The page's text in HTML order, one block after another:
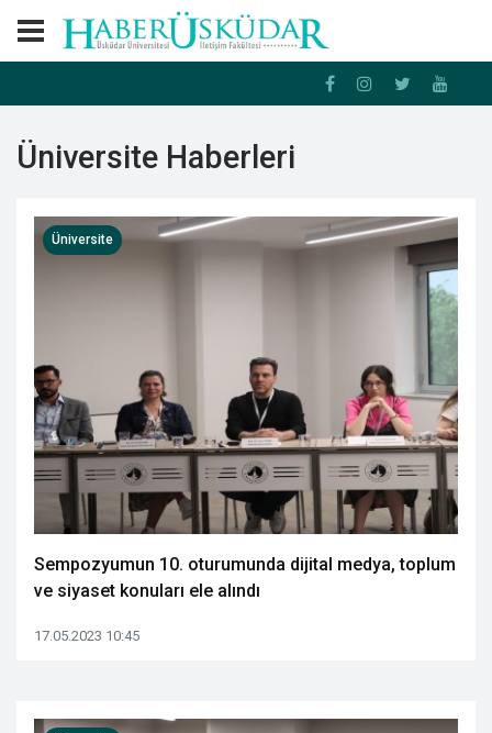
Üniversite Haberleri
Sempozyumun 10. oturumunda dijital medya, toplum
ve siyaset konuları ele alındı
17.05.2023 10:45
Üniversite